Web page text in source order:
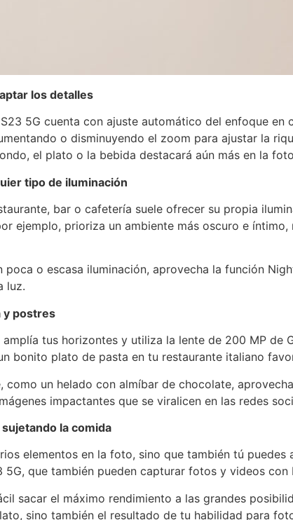
los detalles
5G cuenta con ajuste automático del enfoque
o disminuyendo el zoom para ajustar la
el plato o la bebida destacará aún más en la
tipo de iluminación
bar o cafetería suele ofrecer su propia
ejemplo, prioriza un ambiente más oscuro e
poca o escasa iluminación, aprovecha la función
luz.
y postres
tus horizontes y utiliza la lente de 200 MP de
bonito plato de pasta en tu restaurante italiano
como un helado con almíbar de chocolate,
impactantes que se viralicen en las redes
la comida
elementos en la foto, sino que también tú puedes
5G, que también pueden capturar fotos y videos con
sacar el máximo rendimiento a las grandes
sino también el resultado de tu habilidad para